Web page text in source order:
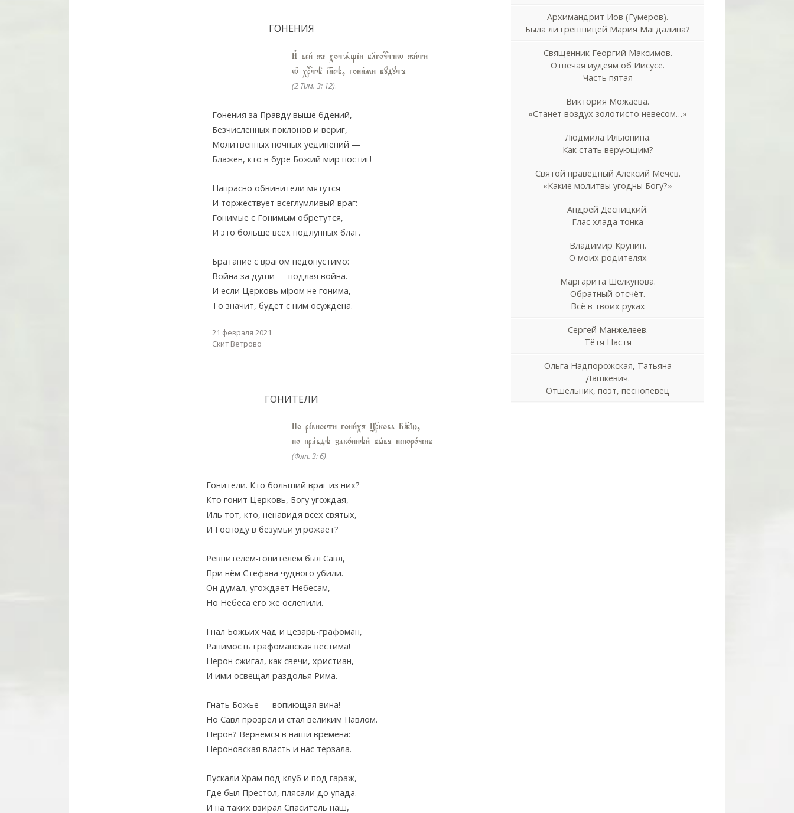
ГОНЕНИЯ
И# вси1 же хотsщіи бlгочcтнw жи1ти
њ хrтЁ ї}сэ, гони1ми бyдутъ
(2 Тим. 3: 12).
Гонения за Правду выше бдений,
Безчисленных поклонов и вериг,
Молитвенных ночных уединений —
Блажен, кто в буре Божий мир постиг!
Напрасно обвинители мятутся
И торжествует всеглумливый враг:
Гонимые с Гонимым обретутся,
И это больше всех подлунных благ.
Братание с врагом недопустимо:
Война за души — подлая война.
И если Церковь мiром не гонима,
То значит, будет с ним осуждена.
21 февраля 2021
Скит Ветрово
ГОНИТЕЛИ
По рeвности гони1хъ ЦRковь Б9ію,
по прaвдэ зак0ннэй бhвъ непор0ченъ
(Флп. 3: 6).
Гонители. Кто больший враг из них?
Кто гонит Церковь, Богу угождая,
Иль тот, кто, ненавидя всех святых,
И Господу в безумьи угрожает?
Ревнителем-гонителем был Савл,
При нём Стефана чудного убили.
Он думал, угождает Небесам,
Но Небеса его же ослепили.
Гнал Божьих чад и цезарь-графоман,
Ранимость графоманская вестима!
Нерон сжигал, как свечи, христиан,
И ими освещал раздолья Рима.
Гнать Божье — вопиющая вина!
Но Савл прозрел и стал великим Павлом.
Нерон? Вернёмся в наши времена:
Нероновская власть и нас терзала.
Пускали Храм под клуб и под гараж,
Где был Престол, плясали до упада.
И на таких взирал Спаситель наш,
Архимандрит Иов (Гумеров).
Была ли грешницей Мария Магдалина?
Священник Георгий Максимов.
Отвечая иудеям об Иисусе.
Часть пятая
Виктория Можаева.
«Станет воздух золотисто невесом…»
Людмила Ильюнина.
Как стать верующим?
Святой праведный Алексий Мечёв.
«Какие молитвы угодны Богу?»
Андрей Десницкий.
Глас хлада тонка
Владимир Крупин.
О моих родителях
Маргарита Шелкунова.
Обратный отсчёт.
Всё в твоих руках
Сергей Манжелеев.
Тётя Настя
Ольга Надпорожская, Татьяна
Дашкевич.
Отшельник, поэт, песнопевец